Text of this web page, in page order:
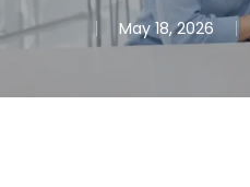
May 18, 2026